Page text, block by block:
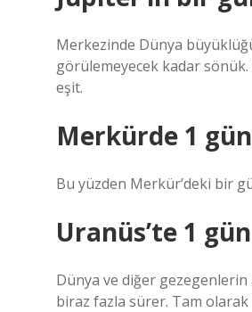
Merkezinde Dünya
görülemeyecek kadar sönük.
eşit.
Merkürde 1
Bu yüzden Merkür’deki bir
Uranüs’te 1
Dünya ve diğer
biraz fazla sürer. Tam olarak